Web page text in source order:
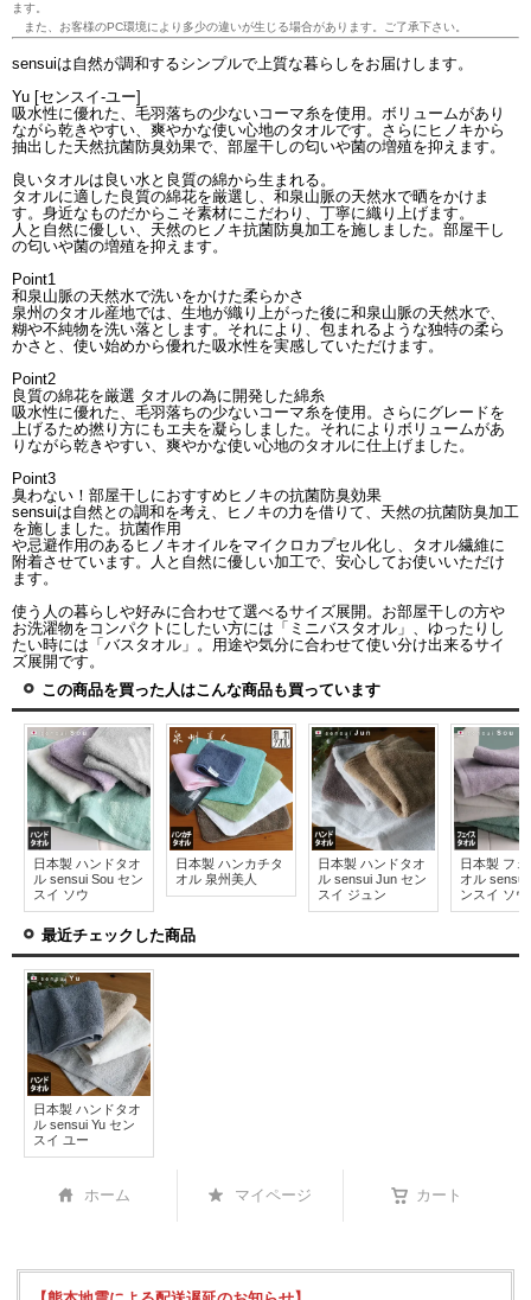
ます。
また、お客様のPC環境により多少の違いが生じる場合があります。ご了承下さい。
sensuiは自然が調和するシンプルで上質な暮らしをお届けします。
Yu [センスイ-ユー]
吸水性に優れた、毛羽落ちの少ないコーマ糸を使用。ボリュームがあり
ながら乾きやすい、爽やかな使い心地のタオルです。さらにヒノキから
抽出した天然抗菌防臭効果で、部屋干しの匂いや菌の増殖を抑えます。
良いタオルは良い水と良質の綿から生まれる。
タオルに適した良質の綿花を厳選し、和泉山脈の天然水で晒をかけま
す。身近なものだからこそ素材にこだわり、丁寧に織り上げます。
人と自然に優しい、天然のヒノキ抗菌防臭加工を施しました。部屋干し
の匂いや菌の増殖を抑えます。
Point1
和泉山脈の天然水で洗いをかけた柔らかさ
泉州のタオル産地では、生地が織り上がった後に和泉山脈の天然水で、
糊や不純物を洗い落とします。それにより、包まれるような独特の柔ら
かさと、使い始めから優れた吸水性を実感していただけます。
Point2
良質の綿花を厳選 タオルの為に開発した綿糸
吸水性に優れた、毛羽落ちの少ないコーマ糸を使用。さらにグレードを
上げるため撚り方にもエ夫を凝らしました。それによりボリュームがあ
りながら乾きやすい、爽やかな使い心地のタオルに仕上げました。
Point3
臭わない！部屋干しにおすすめヒノキの抗菌防臭効果
sensuiは自然との調和を考え、ヒノキの力を借りて、天然の抗菌防臭加工
を施しました。抗菌作用
や忌避作用のあるヒノキオイルをマイクロカプセル化し、タオル繊維に
附着させています。人と自然に優しい加工で、安心してお使いいただけ
ます。
使う人の暮らしや好みに合わせて選べるサイズ展開。お部屋干しの方や
お洗濯物をコンパクトにしたい方には「ミニバスタオル」、ゆったりし
たい時には「バスタオル」。用途や気分に合わせて使い分け出来るサイ
ズ展開です。
この商品を買った人はこんな商品も買っています
日本製 ハンドタオ
ル sensui Sou セン
スイ ソウ
日本製 ハンカチタ
オル 泉州美人
日本製 ハンドタオ
ル sensui Jun セン
スイ ジュン
日本製 フ
オル sensui
ンスイ ソウ
最近チェックした商品
日本製 ハンドタオ
ル sensui Yu セン
スイ ユー
ホーム マイページ カート